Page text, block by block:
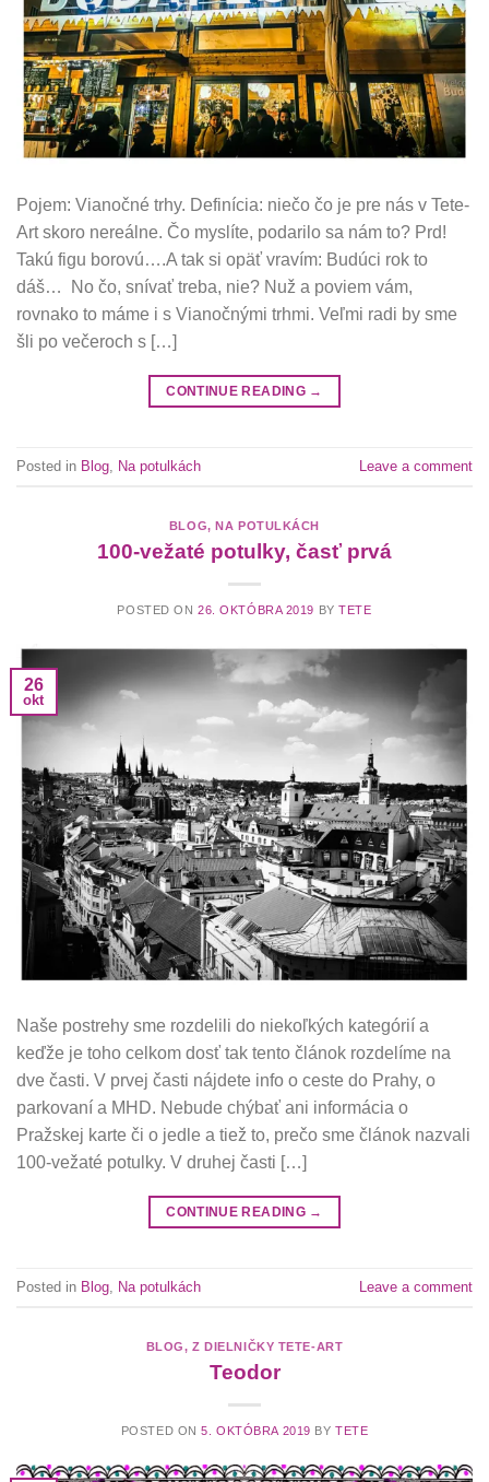
Pojem: Vianočné trhy. Definícia: niečo čo je pre nás v Tete-
Art skoro nereálne. Čo myslíte, podarilo sa nám to? Prd!
Takú figu borovú….A tak si opäť vravím: Budúci rok to
dáš… No čo, snívať treba, nie? Nuž a poviem vám,
rovnako to máme i s Vianočnými trhmi. Veľmi radi by sme
šli po večeroch s […]
CONTINUE READING →
Posted in Blog Na potulkách Leave a comment
BLOG, NA POTULKÁCH
100-vežaté potulky, časť prvá
POSTED ON26. OKTÓBRA 2019 BYTETE
26
okt
Naše postrehy sme rozdelili do niekoľkých kategórií a
keďže je toho celkom dosť tak tento článok rozdelíme na
dve časti. V prvej časti nájdete info o ceste do Prahy, o
parkovaní a MHD. Nebude chýbať ani informácia o
Pražskej karte či o jedle a tiež to, prečo sme článok nazvali
100-vežaté potulky. V druhej časti […]
CONTINUE READING →
Posted in Blog Na potulkách Leave a comment
BLOG,Z DIELNIČKY TETE-ART
Teodor
POSTED ON5. OKTÓBRA 2019 BY TETE